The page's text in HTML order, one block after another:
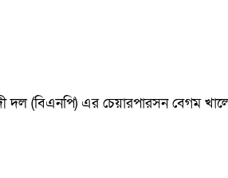
দল (বিএনপি) এর চেয়ারপারসন বেগম